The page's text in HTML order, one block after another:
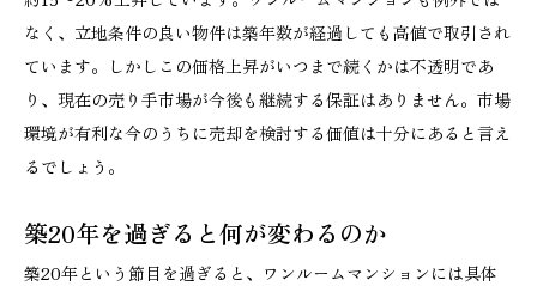
なく、立地条件の良い物件は築年数が経過しても高値で取引され
ています。しかしこの価格上昇がいつまで続くかは不透明であ
り、現在の売り手市場が今後も継続する保証はありません。市場
環境が有利な今のうちに売却を検討する価値は十分にあると言え
るでしょう。
築20年を過ぎると何が変わるのか
築20年という節目を過ぎると、ワンルームマンションには具体